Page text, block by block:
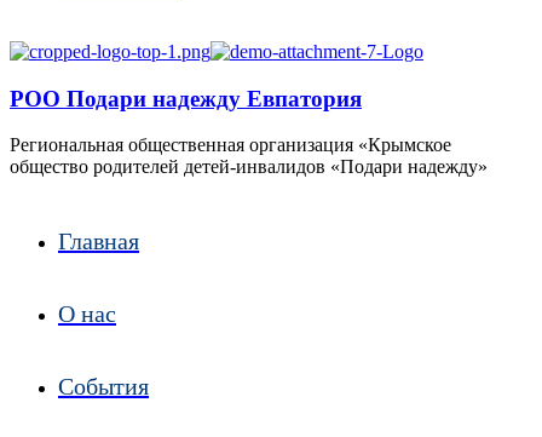
РОО Подари надежду Евпатория
Региональная общественная организация «Крымское
общество родителей детей-инвалидов «Подари надежду»
Главная
О нас
События